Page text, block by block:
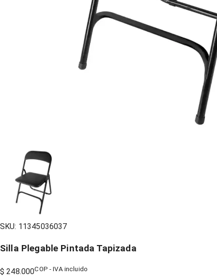
SKU: 11345036037
Silla Plegable Pintada Tapizada
$ 248.000COP - IVA incluido